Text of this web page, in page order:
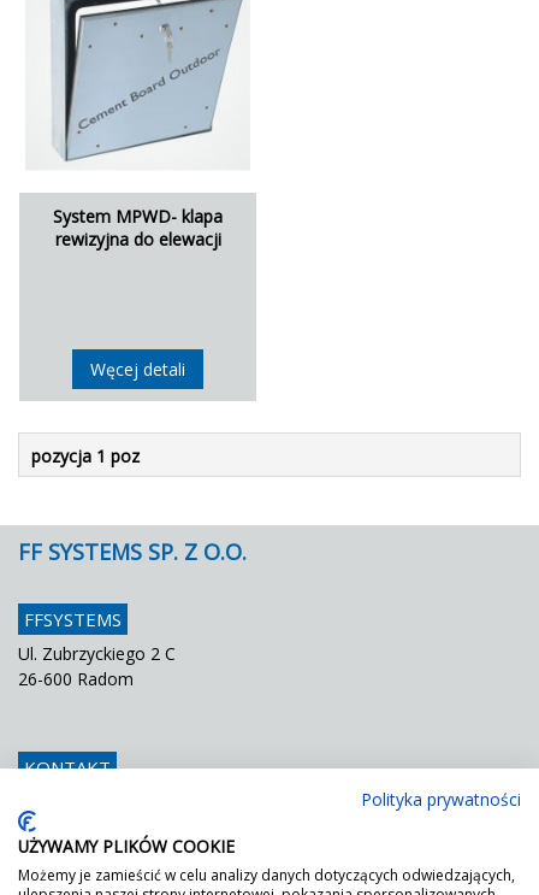
System MPWD- klapa
rewizyjna do elewacji
Węcej detali
pozycja 1 poz
FF SYSTEMS SP. Z O.O.
FFSYSTEMS
Ul. Zubrzyckiego 2 C
26-600 Radom
KONTAKT
Fax
E mail
info@ffsystems.pl
Polityka prywatności
UŻYWAMY PLIKÓW COOKIE
Możemy je zamieścić w celu analizy danych dotyczących odwiedzających,